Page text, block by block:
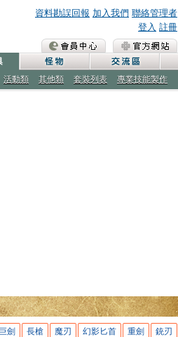
資料勘誤回報 加入我們 聯絡管理者
登入 註冊
活動類 其他類 套裝列表 專業技能製作
劍 長槍 魔刃 幻影匕首 重劍 銃刃